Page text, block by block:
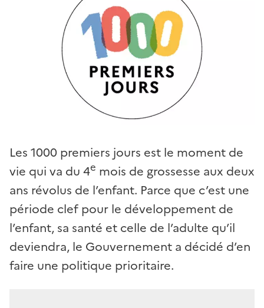
Les 1000 premiers jours est le moment de
vie qui va du 4e mois de grossesse aux deux
ans révolus de l’enfant. Parce que c’est une
période clef pour le développement de
l’enfant, sa santé et celle de l’adulte qu’il
deviendra, le Gouvernement a décidé d’en
faire une politique prioritaire.